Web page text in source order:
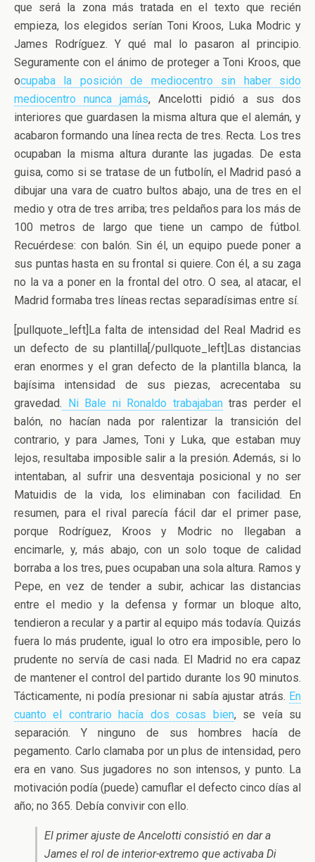
que será la zona más tratada en el texto que recién
empieza, los elegidos serían Toni Kroos, Luka Modric y
James Rodríguez. Y qué mal lo pasaron al principio.
Seguramente con el ánimo de proteger a Toni Kroos, que
ocupaba la posición de mediocentro sin haber sido
mediocentro nunca jamás, Ancelotti pidió a sus dos
interiores que guardasen la misma altura que el alemán, y
acabaron formando una línea recta de tres. Recta. Los tres
ocupaban la misma altura durante las jugadas. De esta
guisa, como si se tratase de un futbolín, el Madrid pasó a
dibujar una vara de cuatro bultos abajo, una de tres en el
medio y otra de tres arriba; tres peldaños para los más de
100 metros de largo que tiene un campo de fútbol.
Recuérdese: con balón. Sin él, un equipo puede poner a
sus puntas hasta en su frontal si quiere. Con él, a su zaga
no la va a poner en la frontal del otro. O sea, al atacar, el
Madrid formaba tres líneas rectas separadísimas entre sí.
[pullquote_left]La falta de intensidad del Real Madrid es
un defecto de su plantilla[/pullquote_left]Las distancias
eran enormes y el gran defecto de la plantilla blanca, la
bajísima intensidad de sus piezas, acrecentaba su
gravedad. Ni Bale ni Ronaldo trabajabantras perder el
balón, no hacían nada por ralentizar la transición del
contrario, y para James, Toni y Luka, que estaban muy
lejos, resultaba imposible salir a la presión. Además, si lo
intentaban, al sufrir una desventaja posicional y no ser
Matuidis de la vida, los eliminaban con facilidad. En
resumen, para el rival parecía fácil dar el primer pase,
porque Rodríguez, Kroos y Modric no llegaban a
encimarle, y, más abajo, con un solo toque de calidad
borraba a los tres, pues ocupaban una sola altura. Ramos y
Pepe, en vez de tender a subir, achicar las distancias
entre el medio y la defensa y formar un bloque alto,
tendieron a recular y a partir al equipo más todavía. Quizás
fuera lo más prudente, igual lo otro era imposible, pero lo
prudente no servía de casi nada. El Madrid no era capaz
de mantener el control del partido durante los 90 minutos.
Tácticamente, ni podía presionar ni sabía ajustar atrás. En
cuanto el contrario hacía dos cosas bien, se veía su
separación. Y ninguno de sus hombres hacía de
pegamento. Carlo clamaba por un plus de intensidad, pero
era en vano. Sus jugadores no son intensos, y punto. La
motivación podía (puede) camuflar el defecto cinco días al
año; no 365. Debía convivir con ello.
El primer ajuste de Ancelotti consistió en dar a
James el rol de interior-extremo que activaba Di